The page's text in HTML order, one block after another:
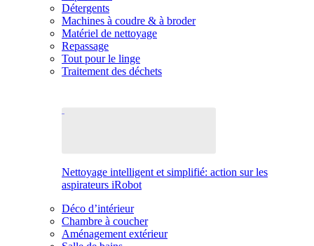
Détergents
Machines à coudre & à broder
Matériel de nettoyage
Repassage
Tout pour le linge
Traitement des déchets
Nettoyage intelligent et simplifié: action sur les
aspirateurs iRobot
Déco d’intérieur
Chambre à coucher
Aménagement extérieur